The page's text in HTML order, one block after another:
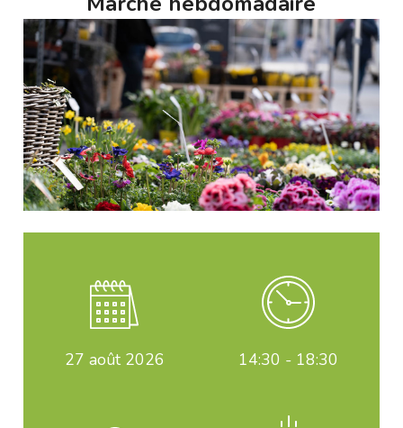
27 août 2026 14:30 - 18:30